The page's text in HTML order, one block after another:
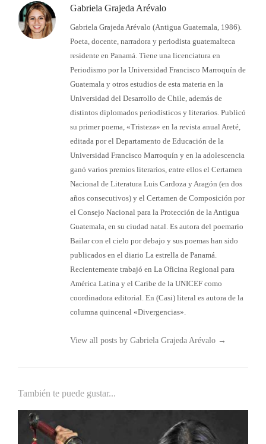
Gabriela Grajeda Arévalo
Gabriela Grajeda Arévalo (Antigua Guatemala, 1986).
Poeta, docente, narradora y periodista guatemalteca
residente en Panamá. Tiene una licenciatura en
Periodismo por la Universidad Francisco Marroquín de
Guatemala y otros estudios de esta materia en la
Universidad del Desarrollo de Chile, además de
distintos diplomados periodísticos y literarios. Publicó
su primer poema, «Tristeza» en la revista anual Areté,
editada por el Departamento de Educación de la
Universidad Francisco Marroquín y en la adolescencia
ganó varios premios literarios, entre ellos el Certamen
Nacional de Literatura Luis Cardoza y Aragón (en dos
años consecutivos) y el Certamen de Composición por
el Consejo Nacional para la Protección de la Antigua
Guatemala, en su ciudad natal. Es autora del poemario
Bailar con el cielo por debajo y sus poemas han sido
publicados en el diario La estrella de Panamá.
Recientemente trabajó en La Oficina Regional para
América Latina y el Caribe de la UNICEF como
coordinadora editorial. En (Casi) literal es autora de la
columna quincenal «Divergencias».
View all posts by Gabriela Grajeda Arévalo →
También te puede gustar...